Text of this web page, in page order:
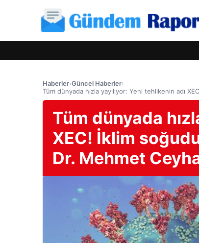
Haberler›Güncel Haberler›
Tüm dünyada hızla yayılıyor: Yeni tehlikenin adı
Tüm dünyada
XEC! İklim
Dr. Mehmet